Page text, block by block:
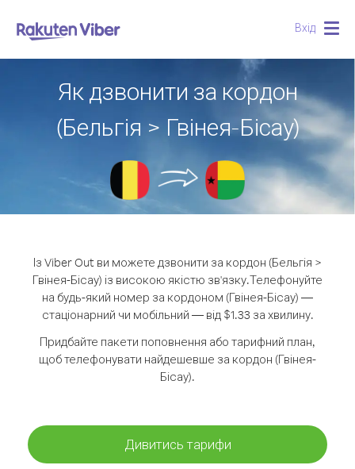
Вхід
Як дзвонити за кордон
(Бельгія > Гвінея-Бісау)
Із Viber Out ви можете дзвонити за кордон (Бельгія >
Гвінея-Бісау) із високою якістю зв'язку.Телефонуйте
на будь-який номер за кордоном (Гвінея-Бісау) —
стаціонарний чи мобільний — від $1.33 за хвилину.
Придбайте пакети поповнення або тарифний план,
щоб телефонувати найдешевше за кордон (Гвінея-
Бісау).
Дивитись тарифи